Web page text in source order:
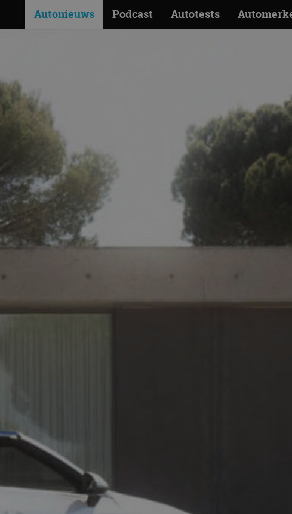
Autonieuws Podcast Autotests